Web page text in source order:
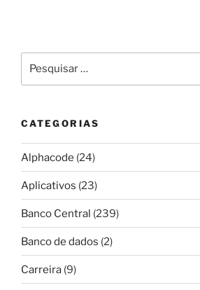
por:
CATEGORIAS
Alphacode (24)
Aplicativos (23)
Banco Central (239)
Banco de dados (2)
Carreira (9)